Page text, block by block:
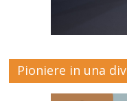
Pioniere in una